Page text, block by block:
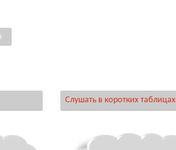
Слушать в коротких таблицах